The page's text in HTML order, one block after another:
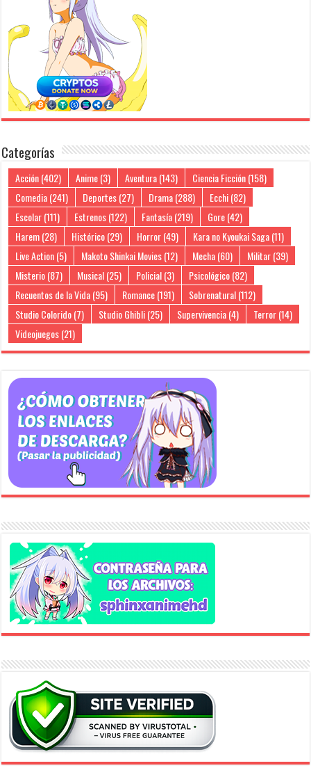
Categorías
Acción(402) Anime(3) Aventura(143) Ciencia Ficción(158)
Comedia(241) Deportes(27) Drama(288) Ecchi(82)
Escolar(111) Estrenos(122) Fantasía(219) Gore(42)
Harem(28) Histórico(29) Horror(49) Kara no Kyoukai Saga(11)
Live Action(5) Makoto Shinkai Movies(12) Mecha(60) Militar(39)
Misterio(87) Musical(25) Policial(3) Psicológico(82)
Recuentos de la Vida(95) Romance(191) Sobrenatural(112)
Studio Colorido(7) Studio Ghibli(25) Supervivencia(4) Terror(14)
Videojuegos(21)